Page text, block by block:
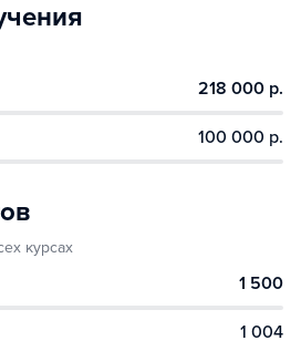
218 000 р.
100 000 р.
курсах
1 500
1 004